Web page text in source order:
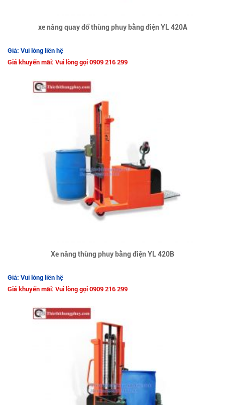
xe nâng quay đổ thùng phuy bằng điện YL 420A
Giá: Vui lòng liên hệ
Giá khuyến mãi: Vui lòng gọi 0909 216 299
Xe nâng thùng phuy bằng điện YL 420B
Giá: Vui lòng liên hệ
Giá khuyến mãi: Vui lòng gọi 0909 216 299